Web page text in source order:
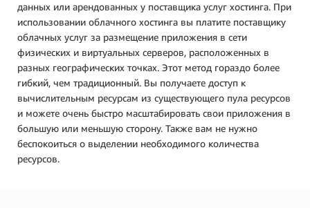
данных или арендованных у поставщика услуг хостинга. При
использовании облачного хостинга вы платите поставщику
облачных услуг за размещение приложения в сети
физических и виртуальных серверов, расположенных в
разных географических точках. Этот метод гораздо более
гибкий, чем традиционный. Вы получаете доступ к
вычислительным ресурсам из существующего пула ресурсов
и можете очень быстро масштабировать свои приложения в
большую или меньшую сторону. Также вам не нужно
беспокоиться о выделении необходимого количества
ресурсов.